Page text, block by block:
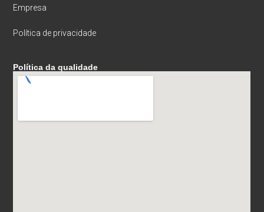
Empresa
Política de privacidade
Política da qualidade